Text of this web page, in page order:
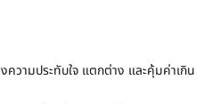
วามประทับใจ แตกต่าง และคุ้มค่าเกิน